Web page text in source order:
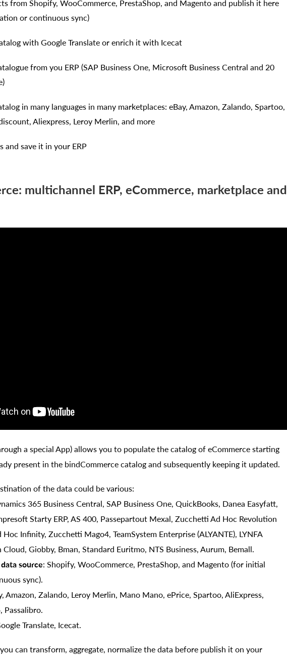
from Shopify, WooCommerce, PrestaShop, and Magento and publish it here
or continuous sync)
with Google Translate or enrich it with Icecat
from you ERP (SAP Business One, Microsoft Business Central and 20
in many languages in many marketplaces: eBay, Amazon, Zalando, Spartoo,
Aliexpress, Leroy Merlin, and more
and save it in your ERP
multichannel ERP, eCommerce, marketplace and
a special App) allows you to populate the catalog of eCommerce starting
present in the bindCommerce catalog and subsequently keeping it updated.
of the data could be various:
365 Business Central, SAP Business One, QuickBooks, Danea Easyfatt,
Starty ERP, AS 400, Passepartout Mexal, Zucchetti Ad Hoc Revolution
Infinity, Zucchetti Mago4, TeamSystem Enterprise (ALYANTE), LYNFA
Giobby, Bman, Standard Euritmo, NTS Business, Aurum, Bemall.
source: Shopify, WooCommerce, PrestaShop, and Magento (for initial
sync).
Amazon, Zalando, Leroy Merlin, Mano Mano, ePrice, Spartoo, AliExpress,
Passalibro.
Translate, Icecat.
can transform, aggregate, normalize the data before publish it on your